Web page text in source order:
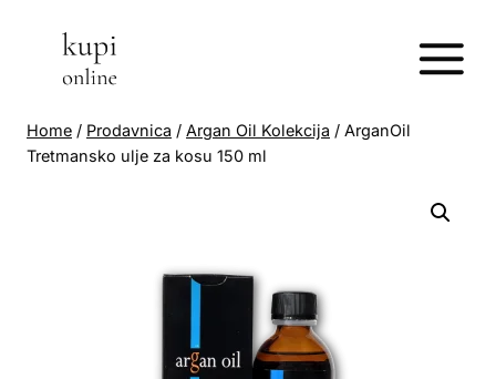
content
Home / Prodavnica / Argan Oil Kolekcija / ArganOil
Tretmansko ulje za kosu 150 ml